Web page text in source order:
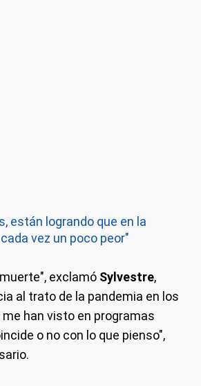
están logrando que en la
vez un poco peor"
exclamó Sylvestre,
al trato de la pandemia en los
han visto en programas
o no con lo que pienso",